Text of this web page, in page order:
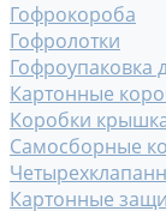
Гофрокороба
Гофролотки
Гофроупаковка
Картонные
Коробки
Самосборные
Картонные